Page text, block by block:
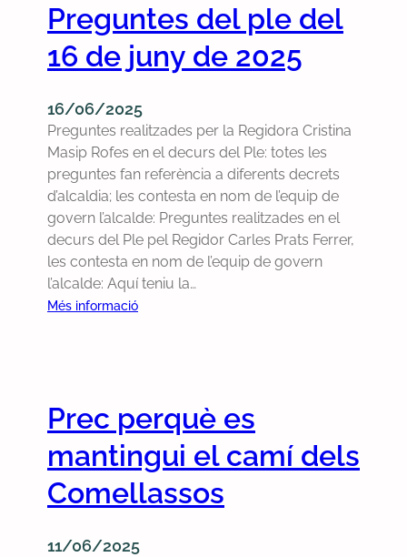
r
i
t
e
i
x
l
g
a
v
i
l
l
a
d
e
l
a
e
t
e
r
a
-
e
q
è
e
l
g
o
v
e
r
n
n
o
l
e
t
a
o
s
e
l
a
s
u
b
s
t
i
t
l
t
r
t
Preguntes del ple del
16 de juny de 2025
16/06/2025
Preguntes realitzades per la Regidora Cristina
Masip Rofes en el decurs del Ple: totes les
preguntes fan referència a diferents decrets
d’alcaldia; les contesta en nom de l’equip de
govern l’alcalde: Preguntes realitzades en el
decurs del Ple pel Regidor Carles Prats Ferrer,
les contesta en nom de l’equip de govern
l’alcalde: Aquí teniu la…
Més informació:
u
n
t
e
s
e
Prec perquè es
mantingui el camí dels
Comellassos
11/06/2025